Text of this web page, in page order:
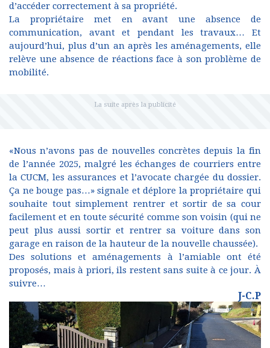
d’accéder correctement à sa propriété.
La propriétaire met en avant une absence de
communication, avant et pendant les travaux… Et
aujourd’hui, plus d’un an après les aménagements, elle
relève une absence de réactions face à son problème de
mobilité.
«Nous n’avons pas de nouvelles concrètes depuis la fin
de l’année 2025, malgré les échanges de courriers entre
la CUCM, les assurances et l’avocate chargée du dossier.
Ça ne bouge pas…» signale et déplore la propriétaire qui
souhaite tout simplement rentrer et sortir de sa cour
facilement et en toute sécurité comme son voisin (qui ne
peut plus aussi sortir et rentrer sa voiture dans son
garage en raison de la hauteur de la nouvelle chaussée).
Des solutions et aménagements à l’amiable ont été
proposés, mais à priori, ils restent sans suite à ce jour. À
suivre…
J-C.P